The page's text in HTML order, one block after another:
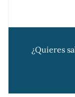
¿Quieres